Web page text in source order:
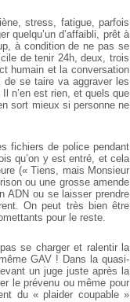
stress, fatigue, parfois
quelqu’un d’affaibli, prêt à
à condition de ne pas se
de tenir 24h, deux, trois
humain et la conversation
se taire va aggraver les
n’en est rien, et quels que
sort mieux si personne ne
fichiers de police pendant
qu’on y est entré, et cela
(« Tiens, mais Monsieur
ou une grosse amende
ADN ou se laisser prendre
On peut très bien être
pour le reste.
se charger et ralentir la
GAV ! Dans la quasi-
un juge juste après la
le prévenu ou même pour
du « plaider coupable »